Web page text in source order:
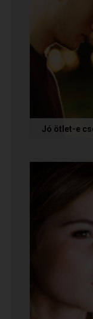
Jó ötlet-e
az azt jelenti,